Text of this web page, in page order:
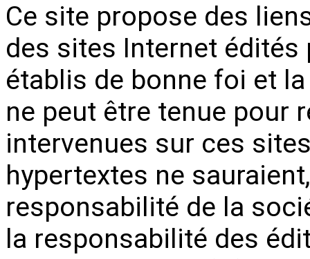
Ce site propose des
des sites Internet
établis de bonne foi et la
ne peut être tenue pour
intervenues sur ces
hypertextes ne
responsabilité de la
la responsabilité des